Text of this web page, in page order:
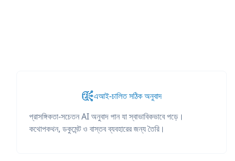
এআই-চালিত সঠিক অনুবাদ
প্রাসঙ্গিকতা-সচেতন AI অনুবাদ পান যা স্বাভাবিকভাবে পড়ে।
কথোপকথন, ডকুমেন্ট ও বাস্তব ব্যবহারের জন্য তৈরি।